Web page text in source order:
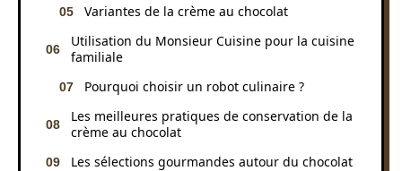
Variantes de la crème au chocolat
Utilisation du Monsieur Cuisine pour la cuisine
familiale
Pourquoi choisir un robot culinaire ?
Les meilleures pratiques de conservation de la
crème au chocolat
Les sélections gourmandes autour du chocolat